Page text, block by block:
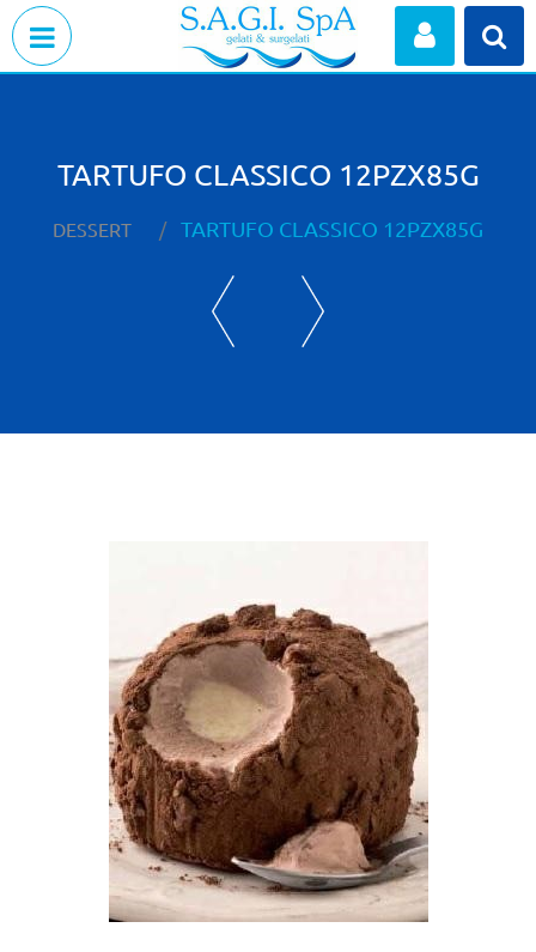
TARTUFO CLASSICO 12PZX85G
DESSERT TARTUFO CLASSICO 12PZX85G